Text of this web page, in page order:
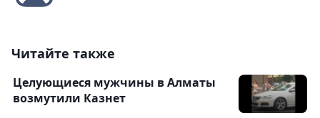
Читайте также
Целующиеся мужчины в Алматы
возмутили Казнет